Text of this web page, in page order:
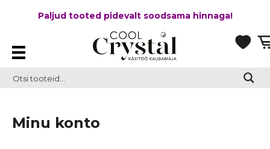
Paljud tooted pidevalt soodsama hinnaga!
Minu konto